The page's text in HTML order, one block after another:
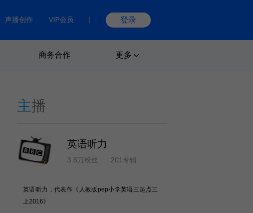
声播创作 VIP会员 登录
商务合作 更多
主播
英语听力
3.8万粉丝 201专辑
英语听力，代表作《人教版pep小学英语三起点三
上2016》